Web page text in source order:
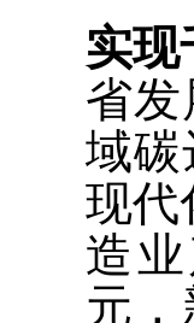
实现
省
域碳
现代
造
元